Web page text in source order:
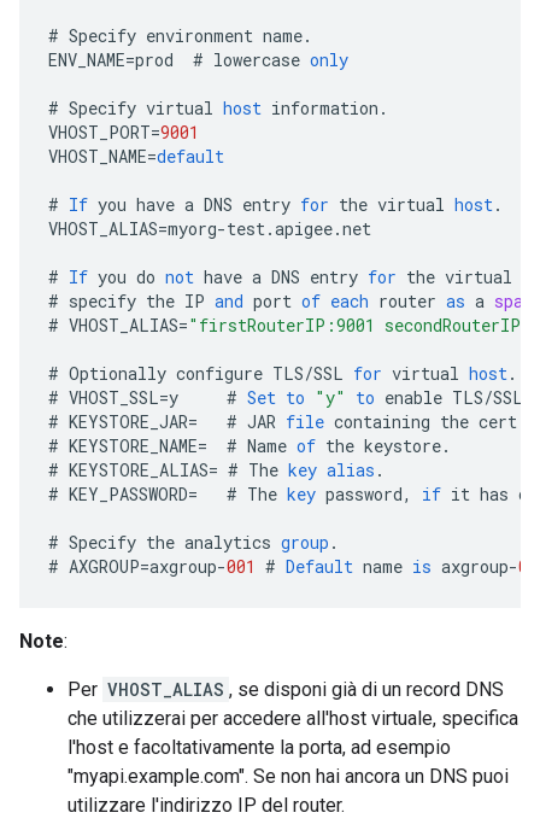
# Specify environment name.
ENV_NAME=prod # lowercase only
# Specify virtual host information .
VHOST_PORT=9001
VHOST_NAME=default
# If you have a DNS entry for the virtual host.
VHOST_ALIAS=myorg-test.apigee.net
# If you do not have a DNS entry for the virtual
# specify the IP and port of each router as a
# VHOST_ALIAS="firstRouterIP:9001
# Optionally configure TLS/SSL for virtual host.
# VHOST_SSL=y # Set to "y" to enable TLS/SSL
# KEYSTORE_JAR= # JAR file containing the cert
# KEYSTORE_NAME= # Name of the keystore.
# KEYSTORE_ALIAS= # The key alias .
# KEY_PASSWORD= # The key password, if it has
# Specify the analytics group .
# AXGROUP=axgroup-001 # Default name is axgroup-
Note:
Per VHOST_ALIAS , se disponi già di un record DNS
che utilizzerai per accedere all'host virtuale, specifica
l'host e facoltativamente la porta, ad esempio
"myapi.example.com". Se non hai ancora un DNS puoi
utilizzare l'indirizzo IP del router.